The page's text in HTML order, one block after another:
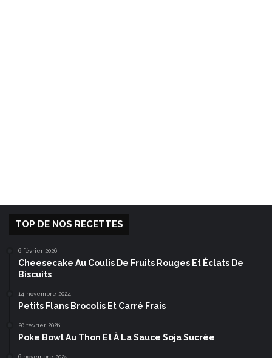
TOP DE NOS RECETTES
6 février 2026
Cheesecake Au Coulis De Fruits Rouges Et Éclats De
Biscuits
14 novembre 2024
Petits Flans Brocolis Et Carré Frais
20 février 2026
Poke Bowl Au Thon Et À La Sauce Soja Sucrée
6 novembre 2025